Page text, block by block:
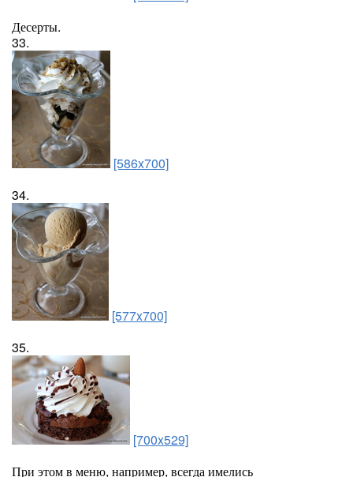
Десерты.
33.
[586x700]
34.
[577x700]
35.
[700x529]
При этом в меню, например, всегда имелись